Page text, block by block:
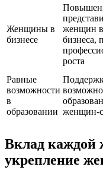
Женщины в
бизнесе
женщин
бизнеса,
роста
Равные
возможности
в
образовании женщин-
Вклад каждой
укрепление